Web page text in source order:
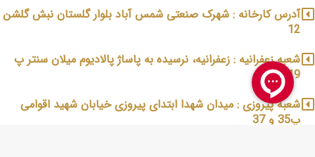
آدرس کارخانه : شهرک صنعتی شمس آباد بلوار گلستان نبش گلشن
12
شعبه زعفرانیه : زعفرانیه، نرسیده به پاساژ پالادیوم میلان سنتر پ
19
شعبه پیروزی : میدان شهدا ابتدای پیروزی خیابان شهید اقوامی
پ35 و 37